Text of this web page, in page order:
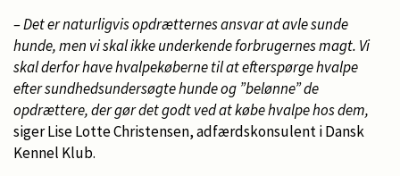
– Det er naturligvis opdrætternes ansvar at avle sunde
hunde, men vi skal ikke underkende forbrugernes magt. Vi
skal derfor have hvalpekøberne til at efterspørge hvalpe
efter sundhedsundersøgte hunde og ”belønne” de
opdrættere, der gør det godt ved at købe hvalpe hos dem,
siger Lise Lotte Christensen, adfærdskonsulent i Dansk
Kennel Klub.